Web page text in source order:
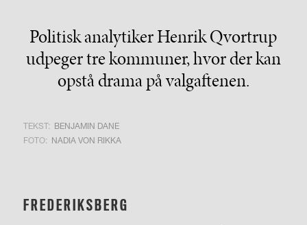
Politisk analytiker Henrik Qvortrup
udpeger tre kommuner, hvor der kan
opstå drama på valgaftenen.
TEKST: BENJAMIN DANE
FOTO: NADIA VON RIKKA
FREDERIKSBERG